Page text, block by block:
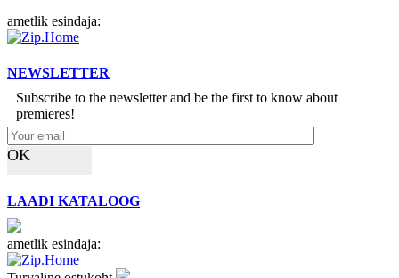
ametlik esindaja:
NEWSLETTER
Subscribe to the newsletter and be the first to know about
premieres!
OK
LAADI KATALOOG
ametlik esindaja: